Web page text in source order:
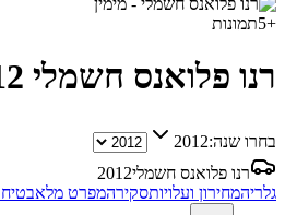
+
5תמונות
רנו פלואנס חשמלי
בחרו שנה:2012
רנו פלואנס חשמלי2012
גלריהמחירון ועלויותסקירהמפרט מלא